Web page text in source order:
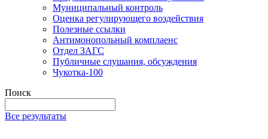
Муниципальный контроль
Оценка регулирующего воздействия
Полезные ссылки
Антимонопольный комплаенс
Отдел ЗАГС
Публичные слушания, обсуждения
Чукотка-100
Поиск
Все результаты